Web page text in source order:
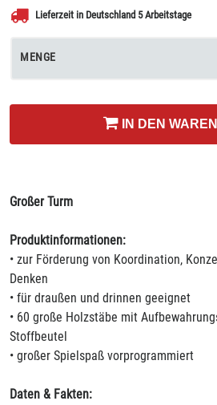
Lieferzeit in Deutschland 5 Arbeitstage
MENGE
IN DEN
Großer Turm
Produktinformationen:
• zur Förderung von Koordination,
Denken
• für draußen und drinnen geeignet
• 60 große Holzstäbe mit
Stoffbeutel
• großer Spielspaß vorprogrammiert
Daten & Fakten: